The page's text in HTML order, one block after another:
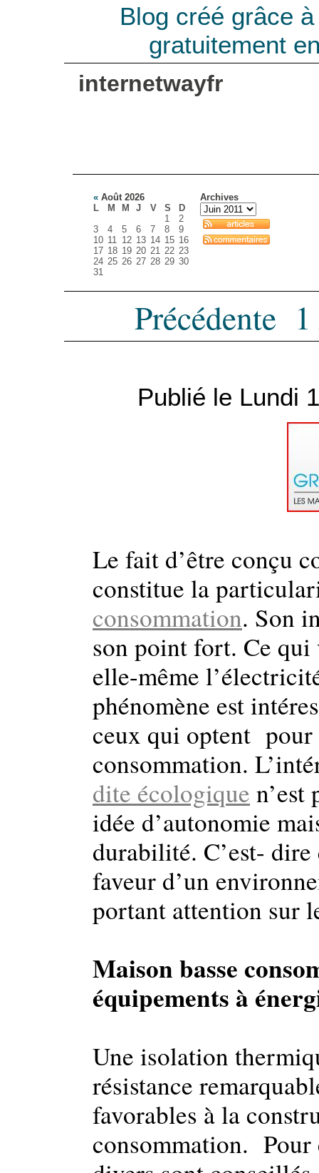
Blog créé grâce
gratuitement
internetwayfr
« Août 2026
L
M M J V S
D
1
2
3
4 5 6 7 8
9
10 11 12 13 14 15 16
17 18 19 20 21 22 23
24 25 26 27 28 29 30
31
Archives
Précédente 1
Publié le Lundi
Le fait d’être conçu
constitue la
consommation. Son
son point fort. Ce
elle-même
phénomène est
ceux qui optent pour
consommation.
dite écologique n’est
idée d’autonomie
durabilité. C’est-
faveur d’un
portant attention sur
Maison basse
équipements à
Une isolation
résistance
favorables à la
consommation. Pour